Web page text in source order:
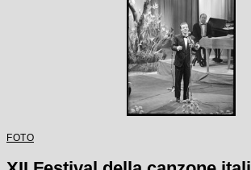
FOTO